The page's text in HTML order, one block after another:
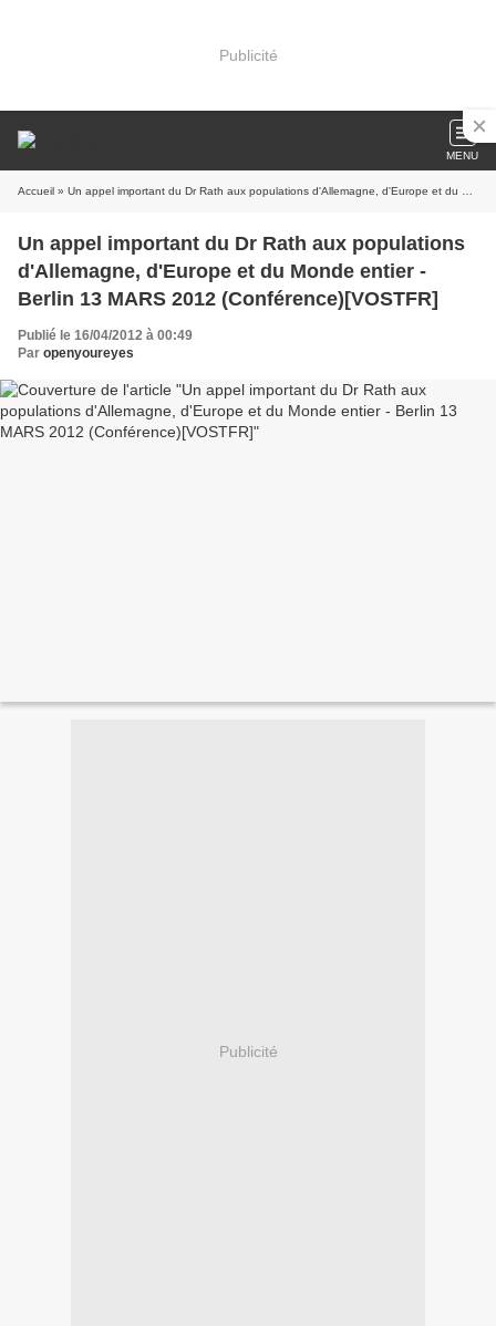
Publicité
MENU
Accueil » Un appel important du Dr Rath aux populations d'Allemagne, d'Europe et du Monde entier - Berlin 13 MARS 2012 (Conférence)[VOSTFR]
Un appel important du Dr Rath aux populations
d'Allemagne, d'Europe et du Monde entier -
Berlin 13 MARS 2012 (Conférence)[VOSTFR]
Publié le 16/04/2012 à 00:49
Par openyoureyes
Publicité